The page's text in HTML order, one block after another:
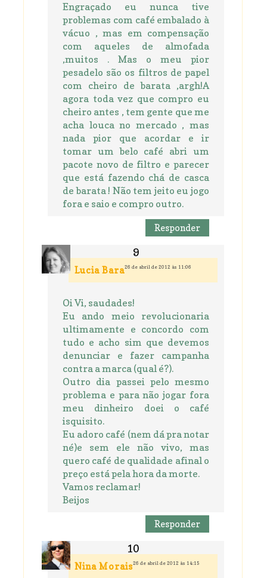
Engraçado eu nunca tive
problemas com café embalado à
vácuo , mas em compensação
com aqueles de almofada
,muitos . Mas o meu pior
pesadelo são os filtros de papel
com cheiro de barata ,argh!A
agora toda vez que compro eu
cheiro antes , tem gente que me
acha louca no mercado , mas
nada pior que acordar e ir
tomar um belo café abri um
pacote novo de filtro e parecer
que está fazendo chá de casca
de barata ! Não tem jeito eu jogo
fora e saio e compro outro.
Responder
Lucia Bara26 de abril de 2012 às 11:06
Oi Vi, saudades!
Eu ando meio revolucionaria
ultimamente e concordo com
tudo e acho sim que devemos
denunciar e fazer campanha
contra a marca (qual é?).
Outro dia passei pelo mesmo
problema e para não jogar fora
meu dinheiro doei o café
isquisito.
Eu adoro café (nem dá pra notar
né)e sem ele não vivo, mas
quero café de qualidade afinal o
preço está pela hora da morte.
Vamos reclamar!
Beijos
Responder
Nina Morais26 de abril de 2012 às 14:15